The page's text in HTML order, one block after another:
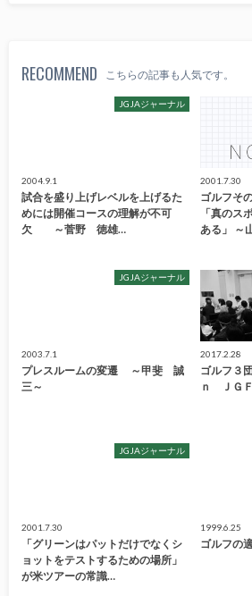
RECOMMEND こちらの記事も人気です。
JGJAジャーナル
2004.9.1
試合を盛り上げレベルを上げるた
めには開催コースの理解が不可
欠 ～菅野 徳雄…
2001.7.30
ゴルフそ
「真のス
ある」
JGJAジャーナル
2003.7.1
プレスルームの変遷 ～甲斐 誠
三～
2017.2.28
ゴルフ３
ｎ ＪＧＦ
JGJAジャーナル
2001.7.30
「グリーンはパットだけでなくシ
ョットをテストするための場所」
が米ツアーの常識…
1999.6.25
ゴルフの